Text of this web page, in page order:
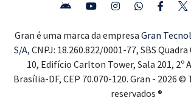
Gran é uma marca da empresa Gran
S/A, CNPJ: 18.260.822/0001-77, SBS
10, Edifício Carlton Tower, Sala 201, 2º
Brasília-DF, CEP 70.070-120. Gran - 2026
reservados ®